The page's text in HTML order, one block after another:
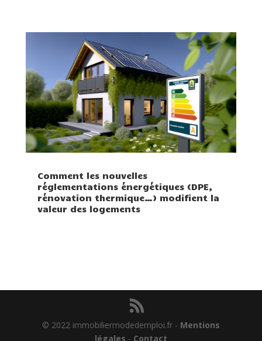
Comment les nouvelles
réglementations énergétiques (DPE,
rénovation thermique…) modifient la
valeur des logements
© 2022 immobiliermodedemploi.fr - Mentions
légales - Contact